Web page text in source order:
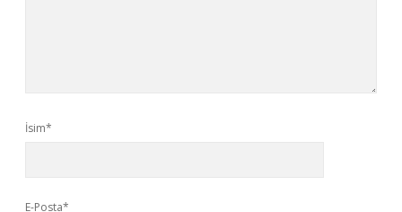
İsim*
E-Posta*